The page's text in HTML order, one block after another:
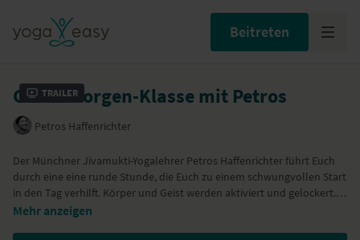
Beitreten
Trailer
Guten Morgen-Klasse mit Petros
Petros Haffenrichter
Der Münchner Jivamukti-Yogalehrer Petros Haffenrichter führt Euch
durch eine eine runde Stunde, die Euch zu einem schwungvollen Start
in den Tag verhilft. Körper und Geist werden aktiviert und gelockert.
Natürlich kannst Du mit dem Video auch zu jeder anderen Tageszeit
Wir danken dem
Mehr anzeigen